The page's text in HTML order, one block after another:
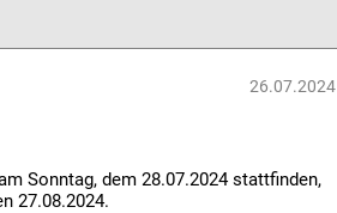
26.07.2024
Sonntag, dem 28.07.2024 stattfinden,
27.08.2024.